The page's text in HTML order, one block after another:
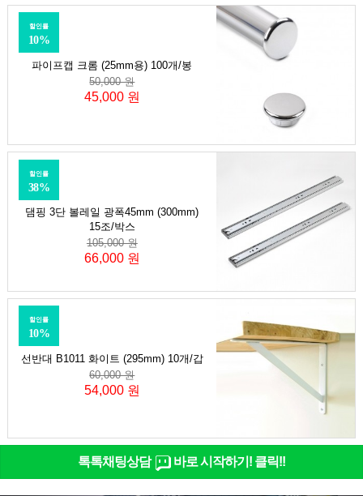
파이프캡 크롬 (25mm용) 100개/봉
할인률
10%
50,000 원
45,000 원
댐핑 3단 볼레일 광폭45mm (300mm)
15조/박스
할인률
38%
105,000 원
66,000 원
선반대 B1011 화이트 (295mm) 10개/갑
할인률
10%
60,000 원
54,000 원
톡톡채팅상담 바로 시작하기! 클릭!!